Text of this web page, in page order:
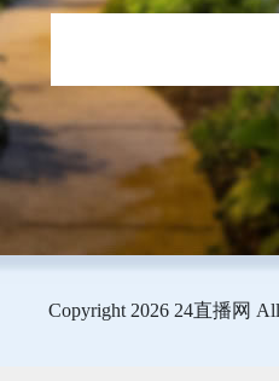
Copyright 2026 24直播网